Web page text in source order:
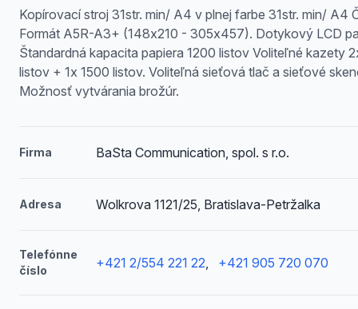
Kopírovací stroj 31str. min/ A4 v plnej farbe 31str. min/ A4
Formát A5R-A3+ (148x210 - 305x457). Dotykový LCD
Štandardná kapacita papiera 1200 listov Voliteľné kazety
listov + 1x 1500 listov. Voliteľná sieťová tlač a sieťové
Možnosť vytvárania brožúr.
Firma BaSta Communication, spol. s r.o.
Adresa Wolkrova 1121/25, Bratislava-Petržalka
Telefónne
číslo
+421 2/554 221 22, +421 905 720 070